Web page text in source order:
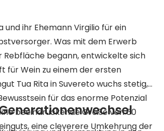
und ihr Ehemann Virgilio für ein
Was mit dem Erwerb
Rebfläche begann, entwickelte sich
für Wein zu einem der ersten
Tua Rita in Suvereto wuchs stetig,
für das enorme Potenzial
beeindruckende Größe von 60
eine cleverere Umkehrung der